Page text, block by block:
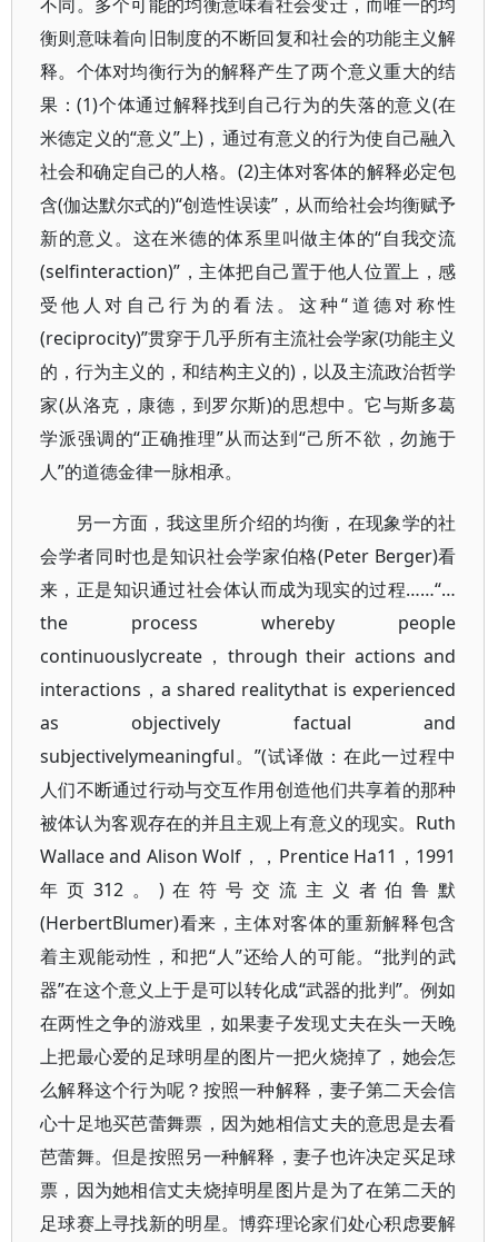
衡则意味着向旧制度的不断回复和社会的功能主义解
释。个体对均衡行为的解释产生了两个意义重大的结
果：(1)个体通过解释找到自己行为的失落的意义(在
米德定义的“意义”上)，通过有意义的行为使自己融入
社会和确定自己的人格。(2)主体对客体的解释必定包
含(伽达默尔式的)“创造性误读”，从而给社会均衡赋予
新的意义。这在米德的体系里叫做主体的“自我交流
(selfinteraction)”，主体把自己置于他人位置上，感
受他人对自己行为的看法。这种“道德对称性
(reciprocity)”贯穿于几乎所有主流社会学家(功能主义
的，行为主义的，和结构主义的)，以及主流政治哲学
家(从洛克，康德，到罗尔斯)的思想中。它与斯多葛
学派强调的“正确推理”从而达到“己所不欲，勿施于
人”的道德金律一脉相承。
另一方面，我这里所介绍的均衡，在现象学的社
会学者同时也是知识社会学家伯格(Peter Berger)看
来，正是知识通过社会体认而成为现实的过程……“…
the process whereby people
continuouslycreate，through their actions and
interactions，a shared realitythat is experienced
as objectively factual and
subjectivelymeaningful。”(试译做：在此一过程中
人们不断通过行动与交互作用创造他们共享着的那种
被体认为客观存在的并且主观上有意义的现实。Ruth
Wallace and Alison Wolf，，Prentice Ha11，1991
年页312。)在符号交流主义者伯鲁默
(HerbertBlumer)看来，主体对客体的重新解释包含
着主观能动性，和把“人”还给人的可能。“批判的武
器”在这个意义上于是可以转化成“武器的批判”。例如
在两性之争的游戏里，如果妻子发现丈夫在头一天晚
上把最心爱的足球明星的图片一把火烧掉了，她会怎
么解释这个行为呢？按照一种解释，妻子第二天会信
心十足地买芭蕾舞票，因为她相信丈夫的意思是去看
芭蕾舞。但是按照另一种解释，妻子也许决定买足球
票，因为她相信丈夫烧掉明星图片是为了在第二天的
足球赛上寻找新的明星。博弈理论家们处心积虑要解